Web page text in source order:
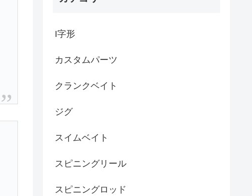
I字形
カスタムパーツ
クランクベイト
ジグ
スイムベイト
スピニングリール
スピニングロッド